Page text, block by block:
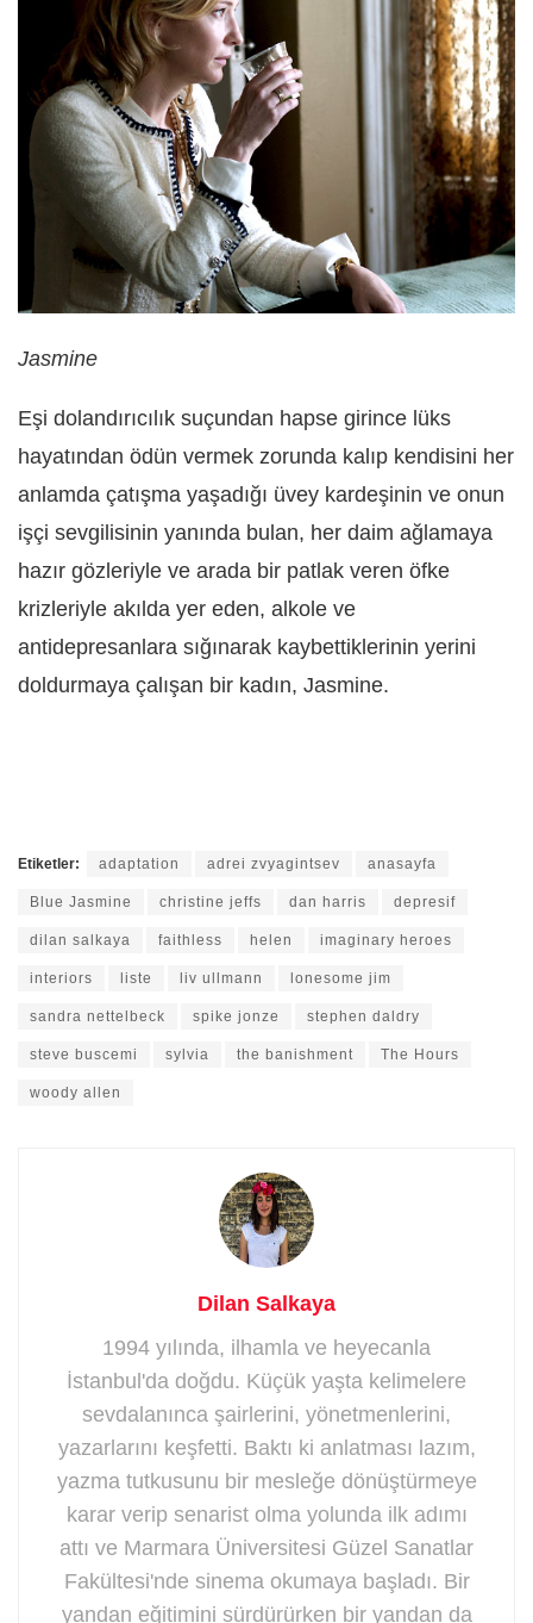
Jasmine
Eşi dolandırıcılık suçundan hapse girince lüks
hayatından ödün vermek zorunda kalıp kendisini her
anlamda çatışma yaşadığı üvey kardeşinin ve onun
işçi sevgilisinin yanında bulan, her daim ağlamaya
hazır gözleriyle ve arada bir patlak veren öfke
krizleriyle akılda yer eden, alkole ve
antidepresanlara sığınarak kaybettiklerinin yerini
doldurmaya çalışan bir kadın, Jasmine.
Etiketler: adaptation adrei zvyagintsev anasayfa
Blue Jasmine christine jeffs dan harris depresif
dilan salkaya faithless helen imaginary heroes
interiors liste liv ullmann lonesome jim
sandra nettelbeck spike jonze stephen daldry
steve buscemi sylvia the banishment The Hours
woody allen
Dilan Salkaya
1994 yılında, ilhamla ve heyecanla
İstanbul'da doğdu. Küçük yaşta kelimelere
sevdalanınca şairlerini, yönetmenlerini,
yazarlarını keşfetti. Baktı ki anlatması lazım,
yazma tutkusunu bir mesleğe dönüştürmeye
karar verip senarist olma yolunda ilk adımı
attı ve Marmara Üniversitesi Güzel Sanatlar
Fakültesi'nde sinema okumaya başladı. Bir
yandan eğitimini sürdürürken bir yandan da